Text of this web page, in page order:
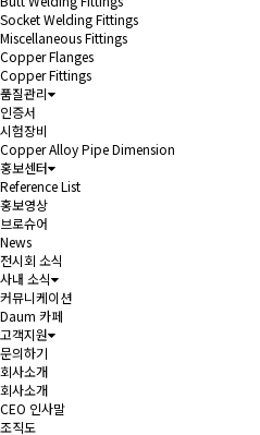
Socket Welding Fittings
Miscellaneous Fittings
Copper Flanges
Copper Fittings
품질관리
인증서
시험장비
Copper Alloy Pipe Dimension
홍보센터
Reference List
홍보영상
브로슈어
News
전시회 소식
사내 소식
커뮤니케이션
Daum 카페
고객지원
문의하기
회사소개
회사소개
CEO 인사말
조직도